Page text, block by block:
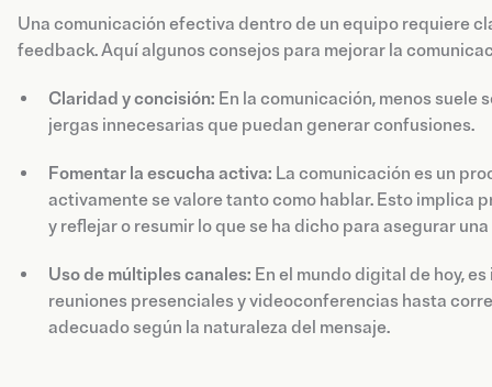
Una comunicación efectiva dentro de un equipo requiere
feedback. Aquí algunos consejos para mejorar la
Claridad y concisión: En la comunicación, menos suele
jergas innecesarias que puedan generar confusiones.
Fomentar la escucha activa: La comunicación es un
activamente se valore tanto como hablar. Esto
y reflejar o resumir lo que se ha dicho para asegurar
Uso de múltiples canales: En el mundo digital de hoy,
reuniones presenciales y videoconferencias hasta
adecuado según la naturaleza del mensaje.